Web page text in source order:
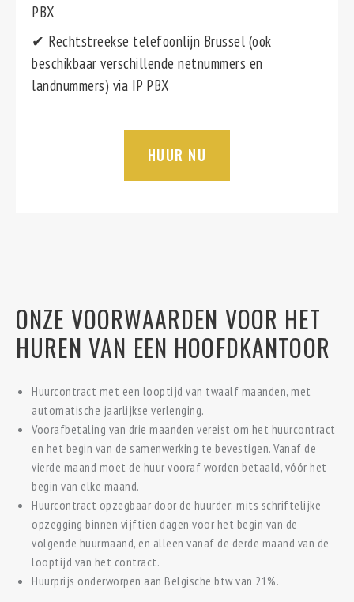
PBX
✔ Rechtstreekse telefoonlijn Brussel (ook
beschikbaar verschillende netnummers en
landnummers) via IP PBX
HUUR NU
ONZE VOORWAARDEN VOOR HET
HUREN VAN EEN HOOFDKANTOOR
Huurcontract met een looptijd van twaalf maanden, met
automatische jaarlijkse verlenging.
Voorafbetaling van drie maanden vereist om het huurcontract
en het begin van de samenwerking te bevestigen. Vanaf de
vierde maand moet de huur vooraf worden betaald, vóór het
begin van elke maand.
Huurcontract opzegbaar door de huurder: mits schriftelijke
opzegging binnen vijftien dagen voor het begin van de
volgende huurmaand, en alleen vanaf de derde maand van de
looptijd van het contract.
Huurprijs onderworpen aan Belgische btw van 21%.